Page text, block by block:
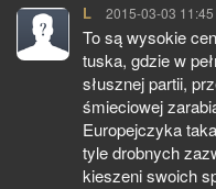
L pisze:
2015-03-03 11:45
To są wysokie
tuska, gdzie w
słusznej partii,
śmieciowej
Europejczyka
tyle drobnych
kieszeni swoich